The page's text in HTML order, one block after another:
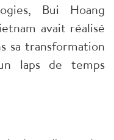
Bui Hoang
avait réalisé
sa transformation
laps de temps